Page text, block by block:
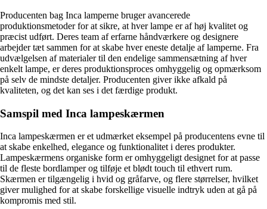
Producenten bag Inca lamperne bruger avancerede
produktionsmetoder for at sikre, at hver lampe er af høj kvalitet og
præcist udført. Deres team af erfarne håndværkere og designere
arbejder tæt sammen for at skabe hver eneste detalje af lamperne. Fra
udvælgelsen af materialer til den endelige sammensætning af hver
enkelt lampe, er deres produktionsproces omhyggelig og opmærksom
på selv de mindste detaljer. Producenten giver ikke afkald på
kvaliteten, og det kan ses i det færdige produkt.
Samspil med Inca lampeskærmen
Inca lampeskærmen er et udmærket eksempel på producentens evne til
at skabe enkelhed, elegance og funktionalitet i deres produkter.
Lampeskærmens organiske form er omhyggeligt designet for at passe
til de fleste bordlamper og tilføje et blødt touch til ethvert rum.
Skærmen er tilgængelig i hvid og gråfarve, og flere størrelser, hvilket
giver mulighed for at skabe forskellige visuelle indtryk uden at gå på
kompromis med stil.